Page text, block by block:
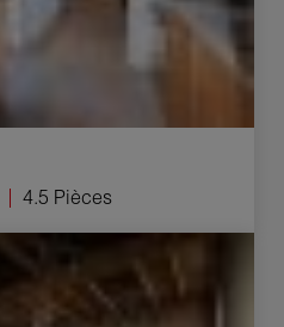
4.5 Pièces
200 m²